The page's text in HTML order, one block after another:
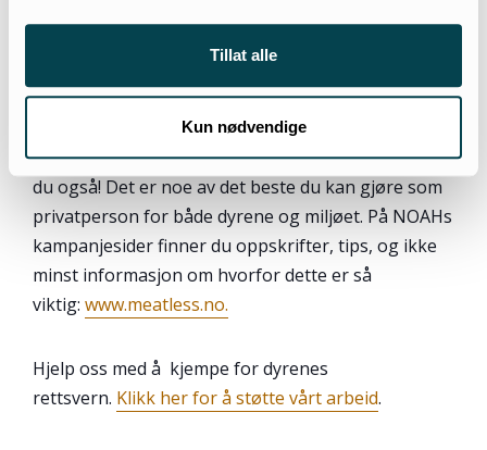
Tillat alle
Kun nødvendige
Velg plantebasert!
La deg inspirere og sett i gang med kjøttfrie retter
du også! Det er noe av det beste du kan gjøre som
privatperson for både dyrene og miljøet. På NOAHs
kampanjesider finner du oppskrifter, tips, og ikke
minst informasjon om hvorfor dette er så
viktig: www.meatless.no.
Hjelp oss med å kjempe for dyrenes
rettsvern. Klikk her for å støtte vårt arbeid.